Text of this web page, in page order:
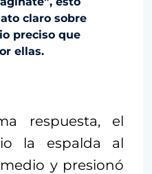
claro sobre
preciso que
ellas.
respuesta, el
la espalda al
y presionó